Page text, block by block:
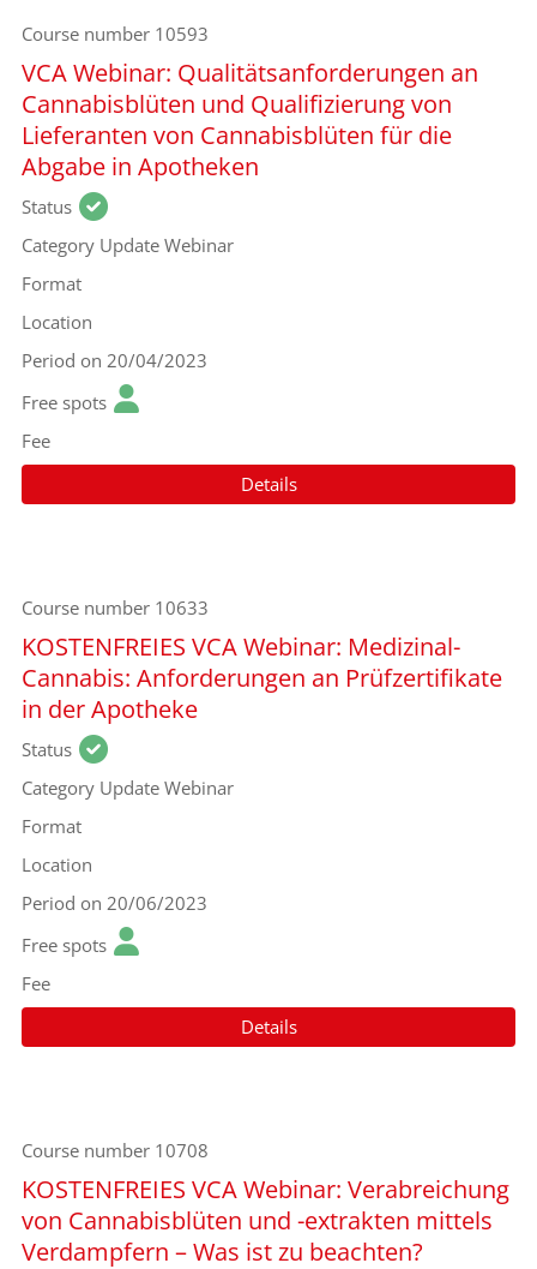
Course number 10593
VCA Webinar: Qualitätsanforderungen an
Cannabisblüten und Qualifizierung von
Lieferanten von Cannabisblüten für die
Abgabe in Apotheken
Status
Category Update Webinar
Format
Location
Period on 20/04/2023
Free spots
Fee
Details
Course number 10633
KOSTENFREIES VCA Webinar: Medizinal-
Cannabis: Anforderungen an Prüfzertifikate
in der Apotheke
Status
Category Update Webinar
Format
Location
Period on 20/06/2023
Free spots
Fee
Details
Course number 10708
KOSTENFREIES VCA Webinar: Verabreichung
von Cannabisblüten und -extrakten mittels
Verdampfern – Was ist zu beachten?